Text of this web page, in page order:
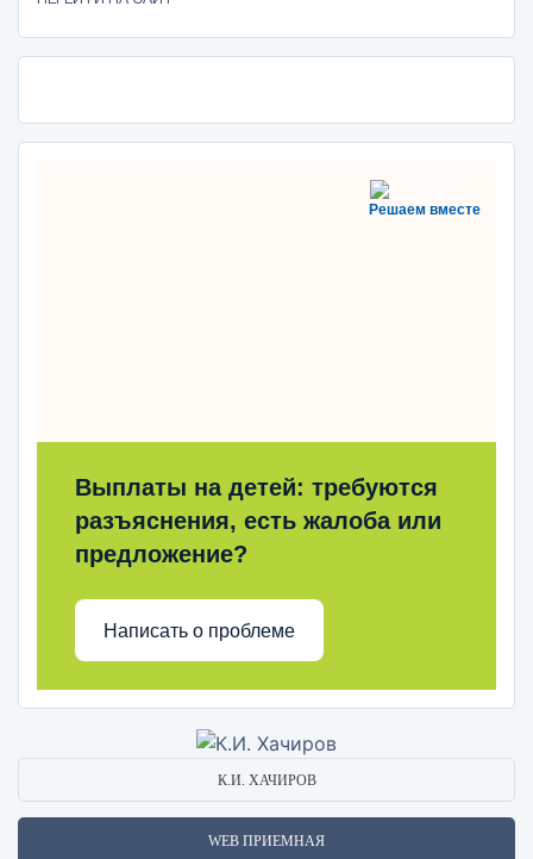
Решаем вместе
Выплаты на детей: требуются
разъяснения, есть жалоба или
предложение?
Написать о проблеме
К.И. ХАЧИРОВ
WEB ПРИЕМНАЯ